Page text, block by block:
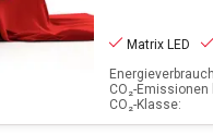
Matrix LED
CO₂-
CO₂-Klasse: